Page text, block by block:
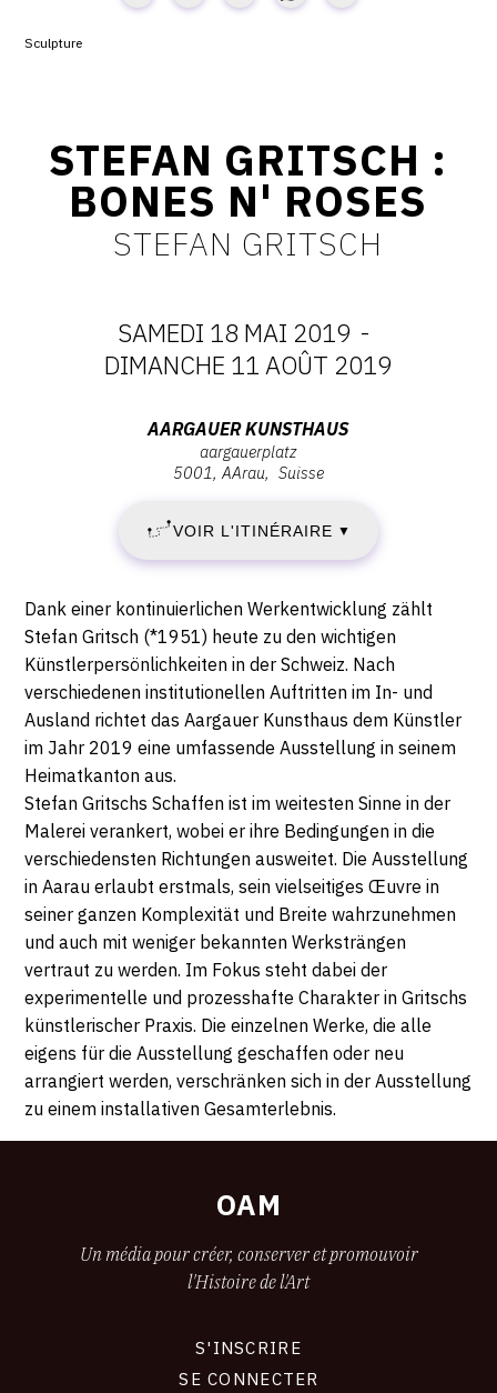
FACEBOOK
TWITTER
PINTEREST
Sculpture
STEFAN GRITSCH :
BONES N' ROSES
STEFAN GRITSCH
DATES
:
SAMEDI
18
MAI
2019
-
DIMANCHE
11
AOÛT
2019
SAMEDI 18 MAI 2019 -
DIMANCHE 11 AOÛT 2019
Aargauerplatz,
AArau
AARGAUER KUNSTHAUS
aargauerplatz
5001 AArau Suisse
VOIR L'ITINÉRAIRE ▼
Description,
horaires...
Dank einer kontinuierlichen Werkentwicklung zählt
Stefan Gritsch (*1951) heute zu den wichtigen
Künstlerpersönlichkeiten in der Schweiz. Nach
verschiedenen institutionellen Auftritten im In- und
Ausland richtet das Aargauer Kunsthaus dem Künstler
im Jahr 2019 eine umfassende Ausstellung in seinem
Heimatkanton aus.
Stefan Gritschs Schaffen ist im weitesten Sinne in der
Malerei verankert, wobei er ihre Bedingungen in die
verschiedensten Richtungen ausweitet. Die Ausstellung
in Aarau erlaubt erstmals, sein vielseitiges Œuvre in
seiner ganzen Komplexität und Breite wahrzunehmen
und auch mit weniger bekannten Werksträngen
vertraut zu werden. Im Fokus steht dabei der
experimentelle und prozesshafte Charakter in Gritschs
künstlerischer Praxis. Die einzelnen Werke, die alle
eigens für die Ausstellung geschaffen oder neu
arrangiert werden, verschränken sich in der Ausstellung
zu einem installativen Gesamterlebnis.
OAM
Un média pour créer, conserver et promouvoir
l'Histoire de l'Art
S'INSCRIRE
SE CONNECTER